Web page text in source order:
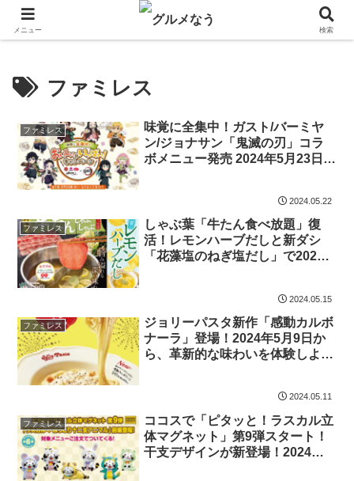
飲食店キャンペーン・食品飲料お菓子新発売のグルメニュース。
ファミレス
ファミレス
味覚に全集中！ガスト/バーミヤ
ン/ジョナサン「鬼滅の刃」コラ
ボメニュー発売 2024年5月23日
2024.05.22
ファミレス
しゃぶ葉「牛たん食べ放題」復
活！レモンハーブだしと新ダシ
「花藻塩のねぎ塩だし」で2024
2024.05.15
ファミレス
ジョリーパスタ新作「感動カルボ
ナーラ」登場！2024年5月9日か
ら、革新的な味わいを体験しよ
2024.05.11
ファミレス
ココスで「ピタッと！ラスカル立
体マグネット」第9弾スタート！
干支デザインが新登場！2024年5
メニュー 検索